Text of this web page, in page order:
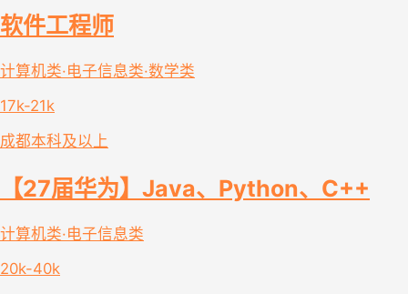
软件工程师
计算机类·电子信息类·数学类
17k-21k
成都本科及以上
【27届华为】Java、Python、C++
计算机类·电子信息类
20k-40k